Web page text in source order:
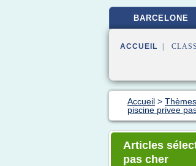
BARCELONE
ACCUEIL |
Accueil >
piscine privee
Articles
pas cher